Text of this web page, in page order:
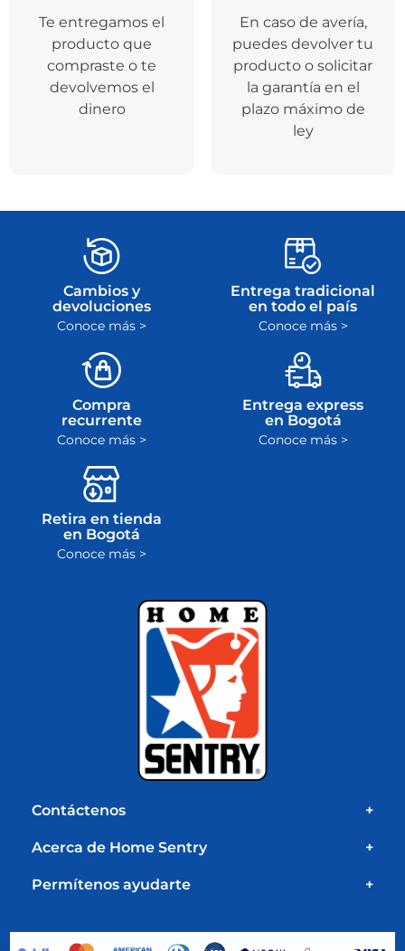
Te entregamos el
producto que
compraste o te
devolvemos el
dinero
En caso de avería,
puedes devolver tu
producto o solicitar
la garantía en el
plazo máximo de
ley
Cambios y
devoluciones
Conoce más >
Entrega tradicional
en todo el país
Conoce más >
Compra
recurrente
Conoce más >
Entrega express
en Bogotá
Conoce más >
Retira en tienda
en Bogotá
Conoce más >
Contáctenos +
Acerca de Home Sentry +
Permítenos ayudarte +